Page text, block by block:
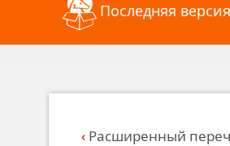
к последнимПоследняя
Расширенный